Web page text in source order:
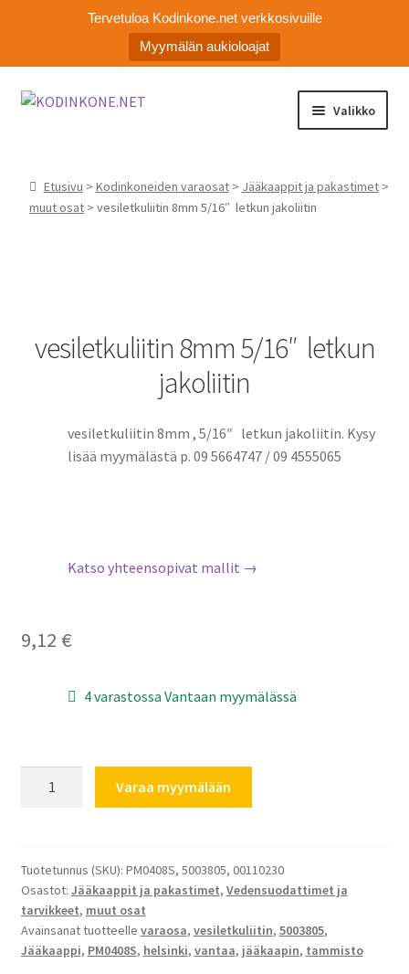
Tervetuloa Kodinkone.net verkkosivuille
Myymälän aukioloajat
Siirry
Siirry
Valikko
tason
Ota yhteyttä
Etusivu > Kodinkoneiden varaosat> Jääkaappit ja pakastimet>
muut osat > vesiletkuliitin 8mm 5/16″ letkun jakoliitin
vesiletkuliitin 8mm 5/16″ letkun
jakoliitin
vesiletkuliitin 8mm , 5/16″ letkun jakoliitin. Kysy
lisää myymälästä p. 09 5664747 / 09 4555065
Katso yhteensopivat mallit →
9,12 €
4 varastossa Vantaan myymälässä
jakoliitin
määrä
Varaa myymälään
Tuotetunnus (SKU): PM0408S, 5003805, 00110230
Osastot: Jääkaappit ja pakastimet, Vedensuodattimet ja
tarvikkeet, muut osat
Avainsanat tuotteelle varaosa, vesiletkuliitin, 5003805,
Jääkaappi, PM0408S, helsinki, vantaa, jääkaapin, tammisto